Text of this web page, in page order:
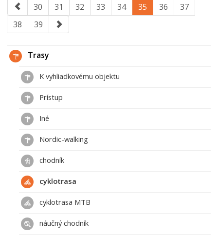
30 31 32 33 34 35 36
37
38
39
Trasy
K vyhliadkovému objektu
Prístup
Iné
Nordic-walking
chodník
cyklotrasa
cyklotrasa MTB
náučný chodník